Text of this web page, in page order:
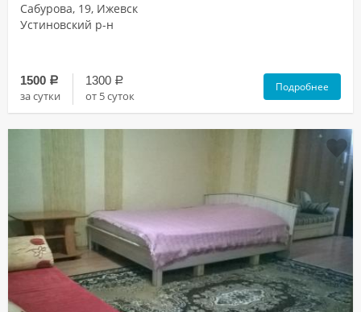
Сабурова, 19, Ижевск
Устиновский р-н
1500 a
за сутки
1300 a
от 5 суток
Подробнее